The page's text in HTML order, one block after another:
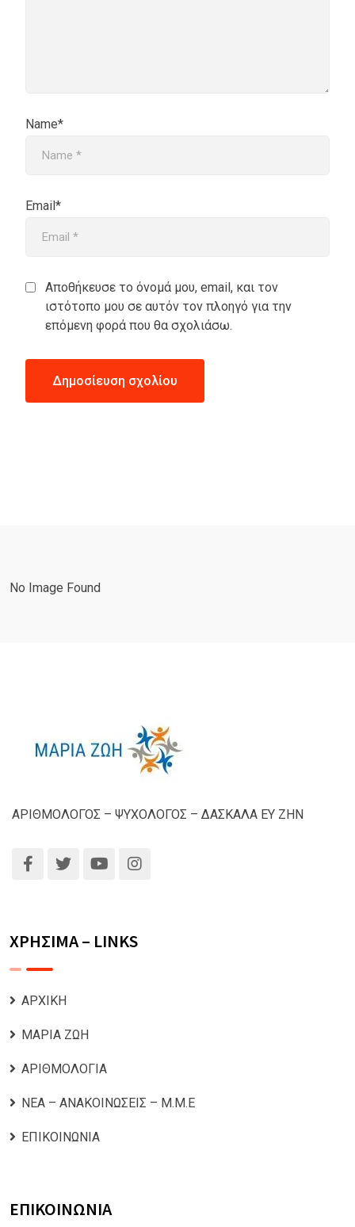
Name*
Email*
Αποθήκευσε το όνομά μου, email, και τον
ιστότοπο μου σε αυτόν τον πλοηγό για την
επόμενη φορά που θα σχολιάσω.
No Image Found
ΑΡΙΘΜΟΛΟΓΟΣ – ΨΥΧΟΛΟΓΟΣ – ΔΑΣΚΑΛΑ ΕΥ ΖΗΝ
ΧΡΗΣΙΜΑ – LINKS
ΑΡΧΙΚΗ
ΜΑΡΙΑ ΖΩΗ
ΑΡΙΘΜΟΛΟΓΙΑ
ΝΕΑ – ΑΝΑΚΟΙΝΩΣΕΙΣ – Μ.Μ.Ε
ΕΠΙΚΟΙΝΩΝΙΑ
ΕΠΙΚΟΙΝΩΝΙΑ